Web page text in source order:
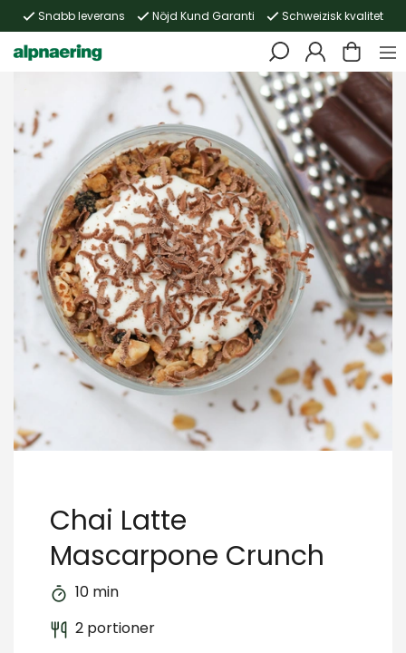
Snabb leverans Nöjd Kund Garanti Schweizisk kvalitet
Chai Latte
Mascarpone Crunch
10 min
2 portioner